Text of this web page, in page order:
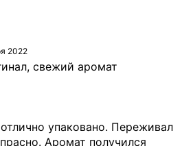
2022
свежий аромат
упаковано. Переживал
Аромат получился